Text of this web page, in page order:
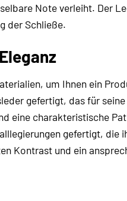
Note verleiht. Der
der Schließe.
um Ihnen ein
gefertigt, das für
eine charakteristische
gefertigt, die
Kontrast und ein